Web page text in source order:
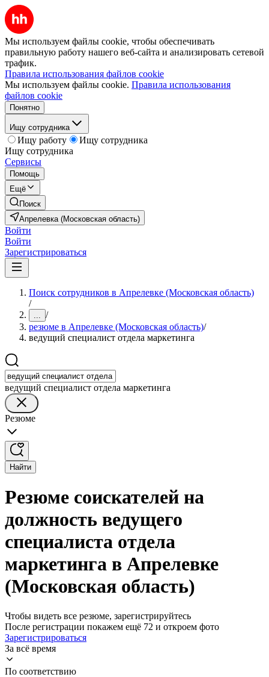
Мы используем файлы cookie, чтобы обеспечивать
правильную работу нашего веб-сайта и анализировать сетевой
трафик.
Правила использования файлов cookie
Мы используем файлы cookie. Правила использования
файлов cookie
Понятно
Ищу сотрудника
Ищу работу
Ищу сотрудника
Ищу сотрудника
Сервисы
Помощь
Ещё
Поиск
Апрелевка (Московская область)
Войти
Войти
Зарегистрироваться
Поиск сотрудников в Апрелевке (Московская область)
/
... /
резюме в Апрелевке (Московская область)/
ведущий специалист отдела маркетинга
ведущий специалист отдела маркетинга
Резюме
Найти
Резюме соискателей на
должность ведущего
специалиста отдела
маркетинга в Апрелевке
(Московская область)
Чтобы видеть все резюме, зарегистрируйтесь
После регистрации покажем ещё 72 и откроем фото
Зарегистрироваться
За всё время
По соответствию